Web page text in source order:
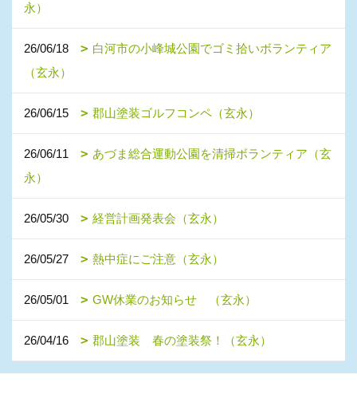
永）
26/06/18
白河市の小峰城公園でゴミ拾いボランティア
（玄永）
26/06/15 郡山塗装ゴルフコンペ（玄永）
26/06/11
あづま総合運動公園を清掃ボランティア（玄
永）
26/05/30 経営計画発表会（玄永）
26/05/27 熱中症にご注意（玄永）
26/05/01 GW休業のお知らせ （玄永）
26/04/16 郡山塗装 春の塗装祭！（玄永）